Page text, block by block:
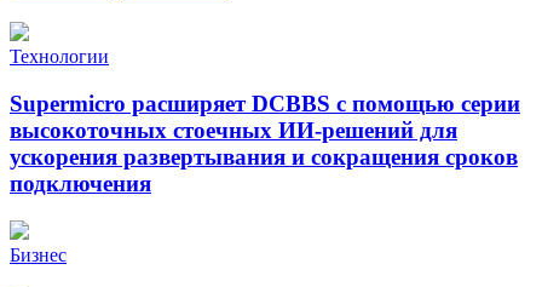
Технологии
Supermicro расширяет DCBBS с помощью серии
высокоточных стоечных ИИ-решений для
ускорения развертывания и сокращения сроков
подключения
Бизнес